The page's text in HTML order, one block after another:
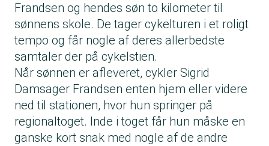
Frandsen og hendes søn to kilometer til
sønnens skole. De tager cykelturen i et roligt
tempo og får nogle af deres allerbedste
samtaler der på cykelstien.
Når sønnen er afleveret, cykler Sigrid
Damsager Frandsen enten hjem eller videre
ned til stationen, hvor hun springer på
regionaltoget. Inde i toget får hun måske en
ganske kort snak med nogle af de andre